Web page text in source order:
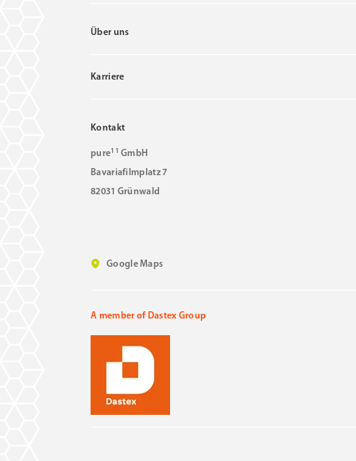
Über uns
Karriere
Kontakt
pure11 GmbH
Bavariafilmplatz 7
82031 Grünwald
Google Maps
A member of Dastex Group